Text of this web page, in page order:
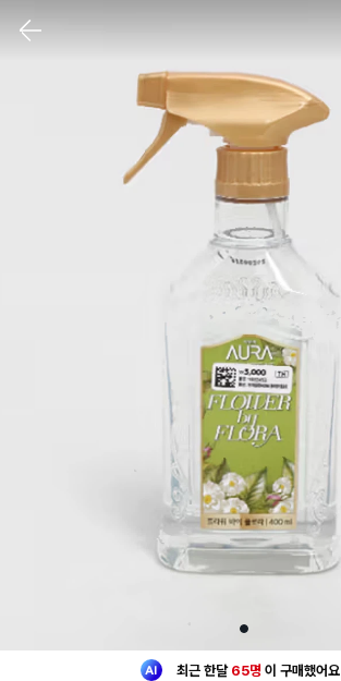
1
최근 한달 65명 이 구매했어요